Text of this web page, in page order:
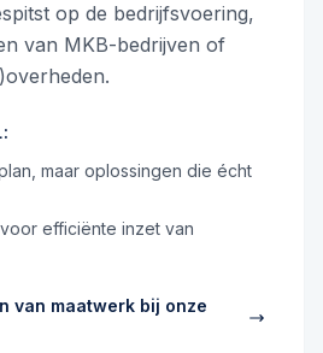
op de bedrijfsvoering,
van MKB-bedrijven of
maar oplossingen die écht
efficiënte inzet van
van maatwerk bij onze